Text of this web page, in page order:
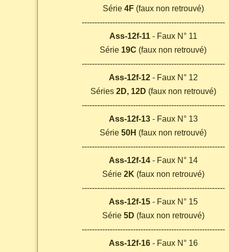
Série 4F (faux non retrouvé)
--------------------------------------------------------
Ass-12f-11 - Faux N° 11
Série 19C (faux non retrouvé)
--------------------------------------------------------
Ass-12f-12 - Faux N° 12
Séries 2D, 12D (faux non retrouvé)
--------------------------------------------------------
Ass-12f-13 - Faux N° 13
Série50H (faux non retrouvé)
--------------------------------------------------------
Ass-12f-14 - Faux N° 14
Série 2K (faux non retrouvé)
--------------------------------------------------------
Ass-12f-15 - Faux N° 15
Série 5D (faux non retrouvé)
--------------------------------------------------------
Ass-12f-16 - Faux N° 16